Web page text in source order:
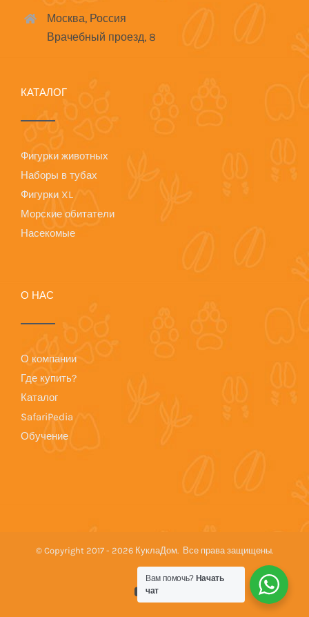
Москва, Россия
Врачебный проезд, 8
КАТАЛОГ
Фигурки животных
Наборы в тубах
Фигурки XL
Морские обитатели
Насекомые
О НАС
О компании
Где купить?
Каталог
SafariPedia
Обучение
© Copyright 2017 - 2026 КуклаДом. Все права защищены.
YouTube
Вам помочь? Начать
чат